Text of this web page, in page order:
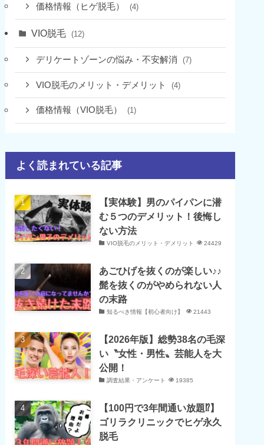
価格情報（ヒゲ脱毛） (4)
VIO脱毛 (12)
デリケートゾーンの悩み・不安解消 (7)
VIO脱毛のメリット・デメリット (4)
価格情報（VIO脱毛） (1)
よく読まれている記事
【実体験】男のパイパンに潜
む５つのデメリット！後悔し
ない方法
VIO脱毛のメリット・デメリット 24429
あごひげを抜くのが楽しい♪♪
髭を抜くのがやめられない人
の末路
知るべき情報【初心者向け】 21443
【2026年版】総勢38名の毛深
い〝女性・男性〟芸能人を大
公開！
調査結果・アンケート 19385
【100円で3年間通い放題⁉】
ゴリラクリニックでヒゲ永久
脱毛